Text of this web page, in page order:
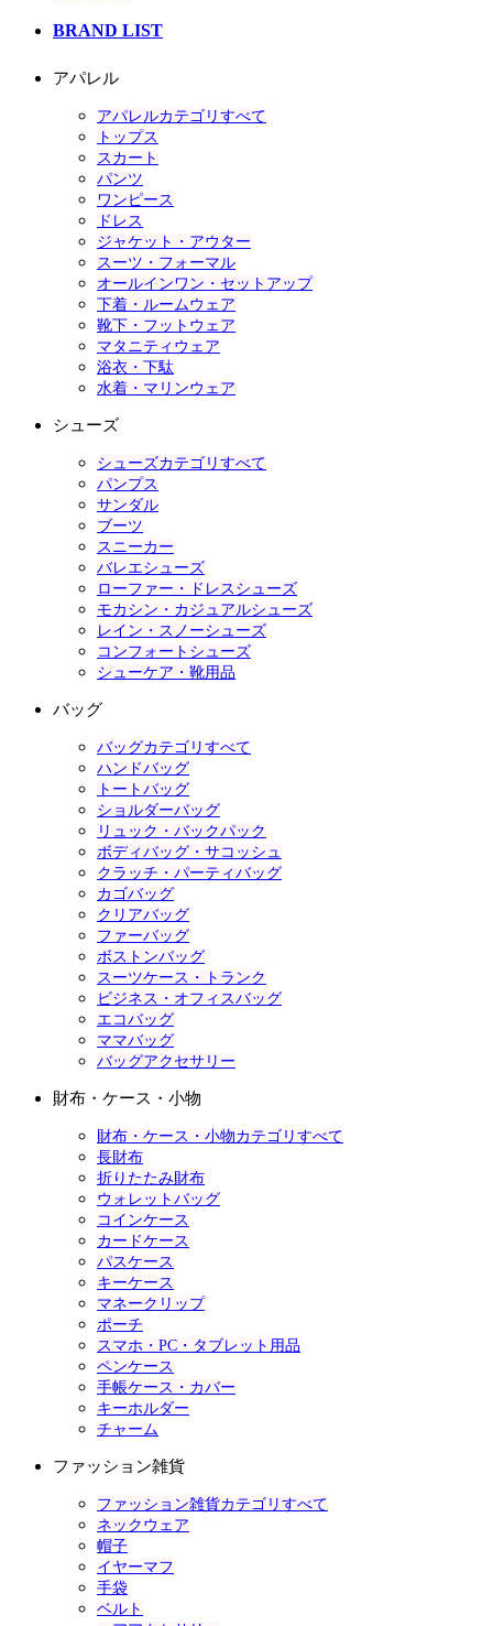
BRAND LIST
アパレル
アパレルカテゴリすべて
トップス
スカート
パンツ
ワンピース
ドレス
ジャケット・アウター
スーツ・フォーマル
オールインワン・セットアップ
下着・ルームウェア
靴下・フットウェア
マタニティウェア
浴衣・下駄
水着・マリンウェア
シューズ
シューズカテゴリすべて
パンプス
サンダル
ブーツ
スニーカー
バレエシューズ
ローファー・ドレスシューズ
モカシン・カジュアルシューズ
レイン・スノーシューズ
コンフォートシューズ
シューケア・靴用品
バッグ
バッグカテゴリすべて
ハンドバッグ
トートバッグ
ショルダーバッグ
リュック・バックパック
ボディバッグ・サコッシュ
クラッチ・パーティバッグ
カゴバッグ
クリアバッグ
ファーバッグ
ボストンバッグ
スーツケース・トランク
ビジネス・オフィスバッグ
エコバッグ
ママバッグ
バッグアクセサリー
財布・ケース・小物
財布・ケース・小物カテゴリすべて
長財布
折りたたみ財布
ウォレットバッグ
コインケース
カードケース
パスケース
キーケース
マネークリップ
ポーチ
スマホ・PC・タブレット用品
ペンケース
手帳ケース・カバー
キーホルダー
チャーム
ファッション雑貨
ファッション雑貨カテゴリすべて
ネックウェア
帽子
イヤーマフ
手袋
ベルト